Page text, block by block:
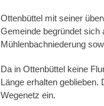
Ottenbüttel mit seiner
Gemeinde begründet sich
Mühlenbachniederung
Da in Ottenbüttel keine
Länge erhalten geblieben.
Wegenetz ein.